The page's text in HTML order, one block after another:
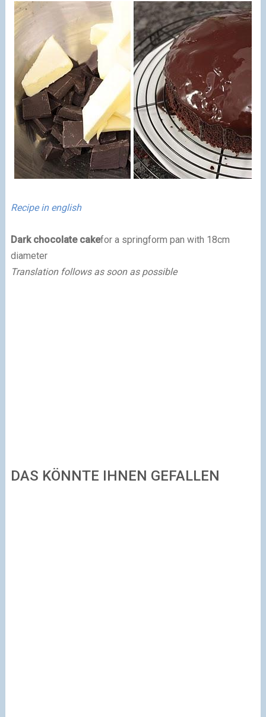
Recipe in english
Dark chocolate cakefor a springform pan with 18cm
diameter
Translation follows as soon as possible
DAS KÖNNTE IHNEN GEFALLEN